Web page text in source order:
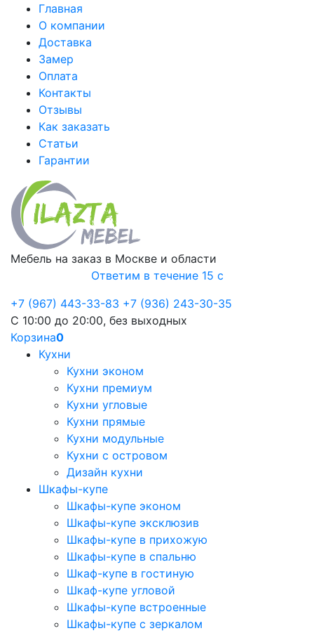
Главная
О компании
Доставка
Замер
Оплата
Контакты
Отзывы
Как заказать
Статьи
Гарантии
Мебель на заказ в Москве и области
Ответим в течение 15 с
+7 (967) 443-33-83 +7 (936) 243-30-35
С 10:00 до 20:00, без выходных
Корзина0
Кухни
Кухни эконом
Кухни премиум
Кухни угловые
Кухни прямые
Кухни модульные
Кухни с островом
Дизайн кухни
Шкафы-купе
Шкафы-купе эконом
Шкафы-купе эксклюзив
Шкафы-купе в прихожую
Шкафы-купе в спальню
Шкаф-купе в гостиную
Шкаф-купе угловой
Шкафы-купе встроенные
Шкафы-купе с зеркалом